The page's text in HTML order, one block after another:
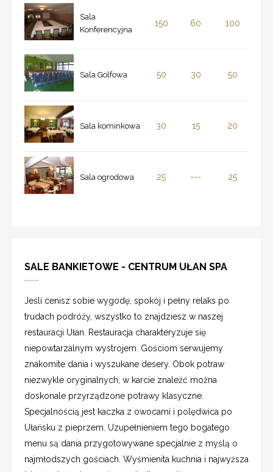
Sala
Konferencyjna
150 60 100
Sala Golfowa 50 30 50
Sala kominkowa 30 15 20
Sala ogrodowa 25 --- 25
SALE BANKIETOWE - CENTRUM UŁAN SPA
Jeśli cenisz sobie wygodę, spokój i pełny relaks po
trudach podróży, wszystko to znajdziesz w naszej
restauracji Ułan. Restauracja charakteryzuje się
niepowtarzalnym wystrojem. Gościom serwujemy
znakomite dania i wyszukane desery. Obok potraw
niezwykle oryginalnych, w karcie znaleźć można
doskonale przyrządzone potrawy klasyczne.
Specjalnością jest kaczka z owocami i polędwica po
Ułańsku z pieprzem. Uzupełnieniem tego bogatego
menu są dania przygotowywane specjalnie z myślą o
najmłodszych gościach. Wyśmienita kuchnia i najwyższa